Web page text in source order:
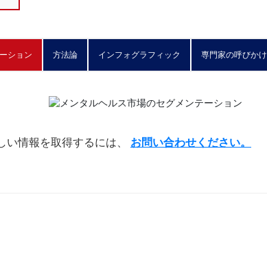
ション 方法論 インフォグラフィック 専門家の呼びかけ
い情報を取得するには、 お問い合わせください。